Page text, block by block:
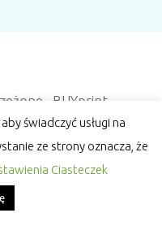
BUYprint
świadczyć usługi na
ze strony oznacza, że
Ciasteczek